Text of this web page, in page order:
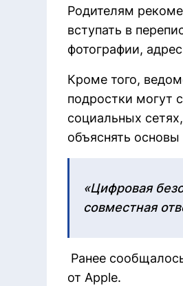
Родителям
вступать в
фотографии,
Кроме того,
подростки могут
социальных
объяснять
«Цифровая
совместная
Ранее
от Apple.